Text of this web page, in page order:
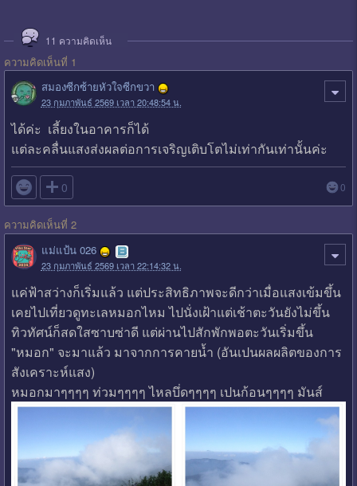
11 ความคิดเห็น
ความคิดเห็นที่ 1
สมองซีกซ้ายหัวใจซีกขวา
23 กุมภาพันธ์ 2569 เวลา 20:48:54 น.
ได้ค่ะ เลี้ยงในอาคารก็ได้
แต่ละคลื่นแสงส่งผลต่อการเจริญเติบโต​ไม่เท่ากันเท่านั้นค่ะ
 0 0
ความคิดเห็นที่ 2
แม่แป้น 026
23 กุมภาพันธ์ 2569 เวลา 22:14:32 น.
แค่ฟ้าสว่างก็เริ่มแล้ว แต่ประสิทธิภาพจะดีกว่าเมื่อแสงเข้มขึ้น
เคยไปเที่ยวดูทะเลหมอกไหม ไปนั่งเฝ้าแต่เช้าตะวันยังไม่ขึ้น
ทิวทัศน์ก็สดใสซาบซ่าดี แต่ผ่านไปสักพักพอตะวันเริ่มขึ้น
"หมอก" จะมาแล้ว มาจากการคายน้ำ (อันเปนผลผลิตของการ
สังเคราะห์แสง)
หมอกมาๆๆๆๆ ท่วมๆๆๆๆ ไหลบึ่ดๆๆๆๆ เปนก้อนๆๆๆๆ มันส์